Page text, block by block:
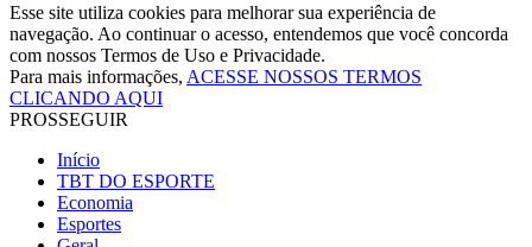
Esse site utiliza cookies para melhorar sua experiência de
navegação. Ao continuar o acesso, entendemos que você concorda
com nossos Termos de Uso e Privacidade.
Para mais informações, ACESSE NOSSOS TERMOS
CLICANDO AQUI
PROSSEGUIR
Início
TBT DO ESPORTE
Economia
Esportes